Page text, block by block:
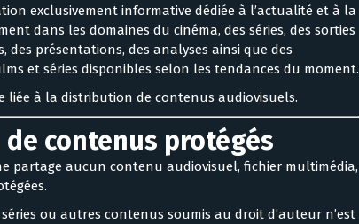
exclusivement informative dédiée à l’actualité et à la
dans les domaines du cinéma, des séries, des sorties
des présentations, des analyses ainsi que des
et séries disponibles selon les tendances du moment.
liée à la distribution de contenus audiovisuels.
contenus protégés
partage aucun contenu audiovisuel, fichier multimédia,
ou autres contenus soumis au droit d’auteur n’est